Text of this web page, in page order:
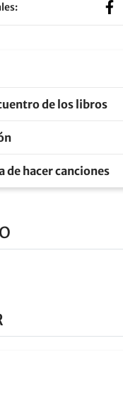
de los libros
de hacer canciones